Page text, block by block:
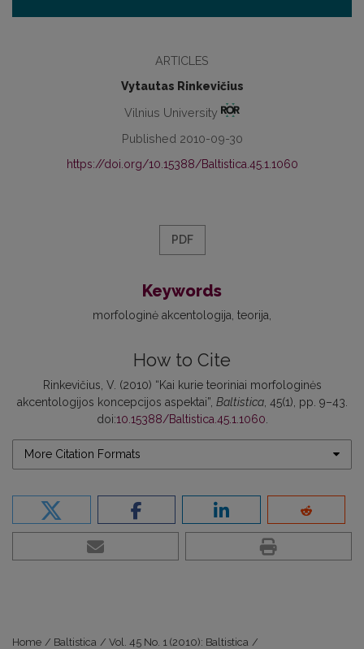
ARTICLES
Vytautas Rinkevičius
Vilnius University
Published 2010-09-30
https://doi.org/10.15388/Baltistica.45.1.1060
PDF
Keywords
morfologinė akcentologija teorija
How to Cite
Rinkevičius, V. (2010) “Kai kurie teoriniai morfologinės
akcentologijos koncepcijos aspektai”, Baltistica, 45(1), pp. 9–43.
doi:10.15388/Baltistica.45.1.1060
More Citation Formats
Home / Baltistica / Vol. 45 No. 1 (2010): Baltistica /